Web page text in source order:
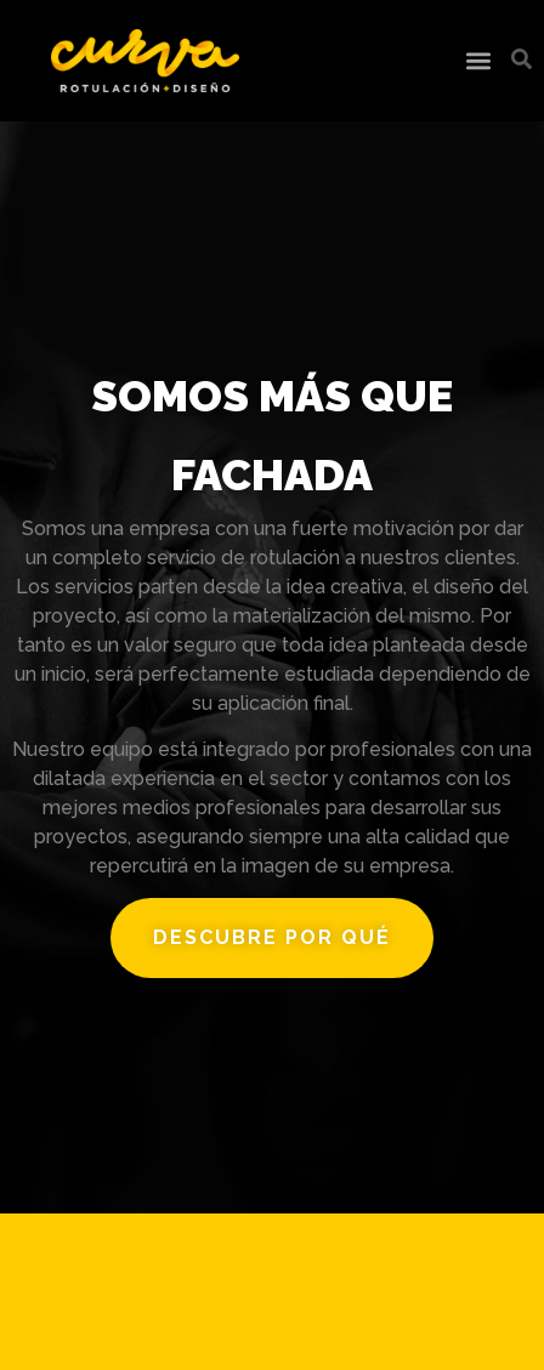
SOMOS MÁS QUE
FACHADA
Somos una empresa con una fuerte motivación por dar
un completo servicio de rotulación a nuestros clientes.
Los servicios parten desde la idea creativa, el diseño del
proyecto, así como la materialización del mismo. Por
tanto es un valor seguro que toda idea planteada desde
un inicio, será perfectamente estudiada dependiendo de
su aplicación final.
Nuestro equipo está integrado por profesionales con una
dilatada experiencia en el sector y contamos con los
mejores medios profesionales para desarrollar sus
proyectos, asegurando siempre una alta calidad que
repercutirá en la imagen de su empresa.
DESCUBRE POR QUÉ